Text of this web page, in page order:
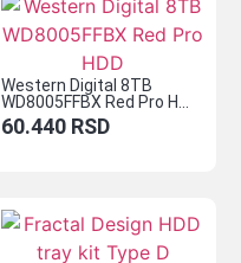
Western Digital 8TB
WD8005FFBX Red Pro H...
60.440 RSD